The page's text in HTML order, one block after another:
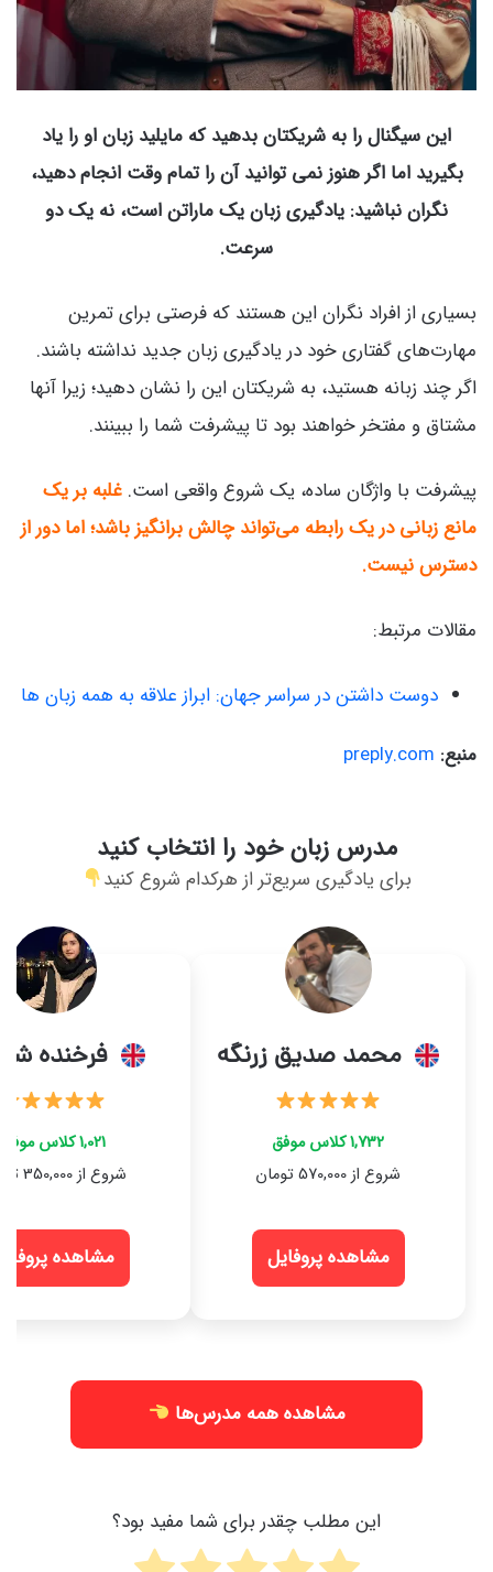
این سیگنال را به شریکتان بدهید که مایلید زبان او را یاد
بگیرید اما اگر هنوز نمی توانید آن را تمام وقت انجام دهید،
نگران نباشید: یادگیری زبان یک ماراتن است، نه یک دو
سرعت.
بسیاری از افراد نگران این هستند که فرصتی برای تمرین
مهارت‌های گفتاری خود در یادگیری زبان جدید نداشته باشند.
اگر چند زبانه هستید، به شریکتان این را نشان دهید؛ زیرا آنها
مشتاق و مفتخر خواهند بود تا پیشرفت شما را ببینند.
پیشرفت با واژگان ساده، یک شروع واقعی است. غلبه بر یک
مانع زبانی در یک رابطه می‌تواند چالش برانگیز باشد؛ اما دور از
دسترس نیست.
مقالات مرتبط:
دوست داشتن در سراسر جهان: ابراز علاقه به همه زبان ها
منبع: preply.com
مدرس زبان خود را انتخاب کنید
برای یادگیری سریع‌تر از هرکدام شروع کنید
محمد صدیق زرنگه
1,732 کلاس موفق
شروع از 570,000 تومان
مشاهده پروفایل
فرخنده
1,021 کلاس موفق
شروع از 350,000 تومان
مشاهده
مشاهده همه مدرس‌ها
این مطلب چقدر برای شما مفید بود؟